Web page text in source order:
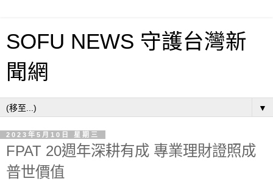
SOFU NEWS 守護台灣新
聞網
▼
2023年5月10日 星期三
FPAT 20週年深耕有成 專業理財證照成
普世價值